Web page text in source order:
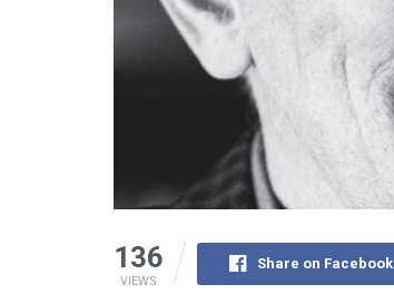
136
VIEWS
Share on Facebook